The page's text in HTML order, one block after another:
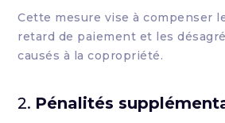
Cette mesure vise à compenser
retard de paiement et les
causés à la copropriété.
2. Pénalités